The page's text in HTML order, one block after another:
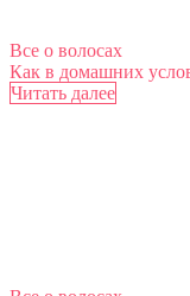
Все о волосах
Как в домашних
Читать далее